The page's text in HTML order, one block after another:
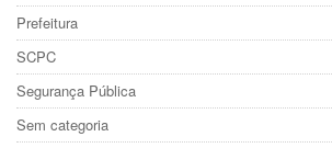
Prefeitura
SCPC
Segurança Pública
Sem categoria